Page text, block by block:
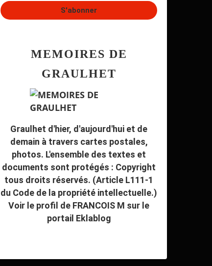
MEMOIRES DE
GRAULHET
Graulhet d'hier, d'aujourd'hui et de
demain à travers cartes postales,
photos. L'ensemble des textes et
documents sont protégés : Copyright
tous droits réservés. (Article L111-1
du Code de la propriété intellectuelle.)
Voir le profil de FRANCOIS M sur le
portail Eklablog